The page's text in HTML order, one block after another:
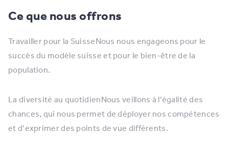
Ce que nous offrons
Travailler pour la SuisseNous nous engageons pour le
succès du modèle suisse et pour le bien-être de la
population.
La diversité au quotidienNous veillons à l’égalité des
chances, qui nous permet de déployer nos compétences
et d’exprimer des points de vue différents.